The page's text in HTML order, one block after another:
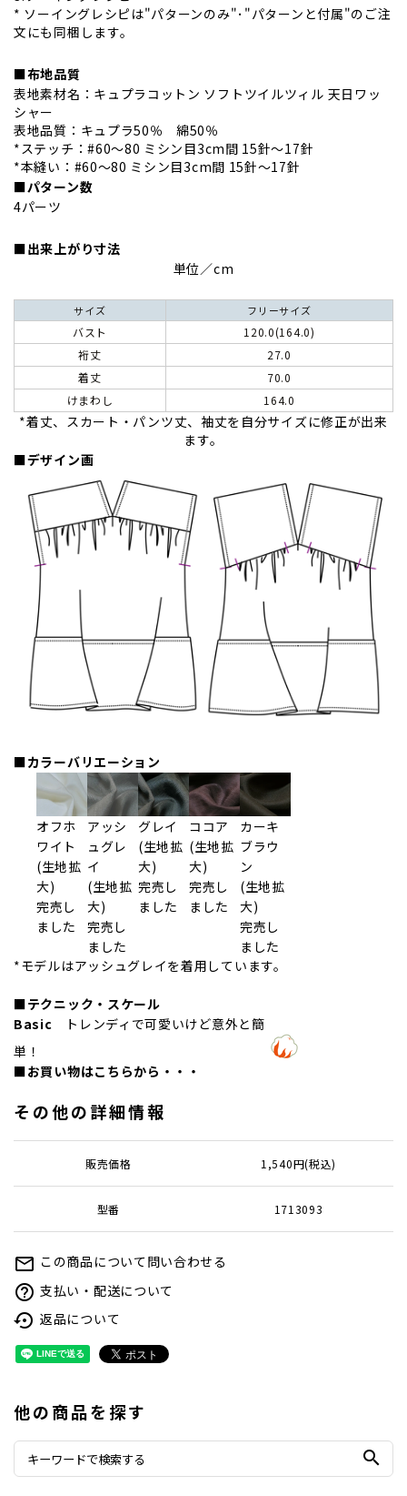
* ソーイングレシピは"パターンのみ"･"パターンと付属"のご注
文にも同梱します。
■布地品質
表地素材名：キュプラコットン ソフトツイルツィル 天日ワッ
シャー
表地品質：キュプラ50％ 綿50％
*ステッチ：#60〜80 ミシン目3cm間 15針～17針
*本縫い：#60〜80 ミシン目3cm間 15針～17針
■パターン数
4パーツ
■出来上がり寸法
単位／cm
サイズ フリーサイズ
バスト
120.0(164.0)
裄丈
27.0
着丈
70.0
けまわし
164.0
*着丈、スカート・パンツ丈、袖丈を自分サイズに修正が出来
ます。
■デザイン画
■カラーバリエーション
オフホ
ワイト
(生地拡
大)
完売し
ました
アッシ
ュグレ
イ
(生地拡
大)
完売し
ました
グレイ
(生地拡
大)
完売し
ました
ココア
(生地拡
大)
完売し
ました
カーキ
ブラウ
ン
(生地拡
大)
完売し
ました
*モデルはアッシュグレイを着用しています。
■テクニック・スケール
Basic トレンディで可愛いけど意外と簡
単！
■お買い物はこちらから・・・
その他の詳細情報
販売価格 1,540円(税込)
型番 1713093
mail_outline この商品について問い合わせる
help_outline 支払い・配送について
settings_backup_restore 返品について
他の商品を探す
search